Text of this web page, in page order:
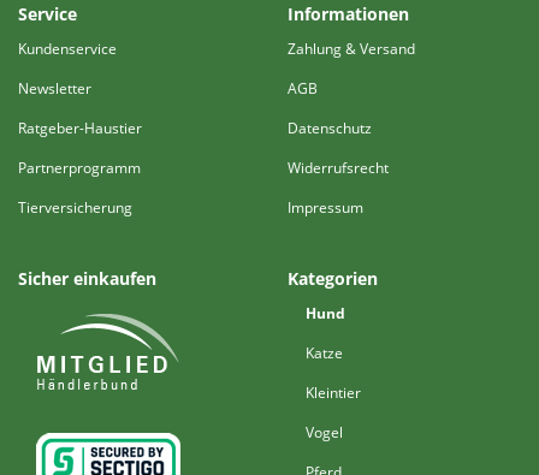
Service
Kundenservice
Newsletter
Ratgeber-Haustier
Partnerprogramm
Tierversicherung
Informationen
Zahlung & Versand
AGB
Datenschutz
Widerrufsrecht
Impressum
Sicher einkaufen Kategorien
Hund
Katze
Kleintier
Vogel